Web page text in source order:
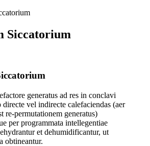
Siccatorium
generatus ad res in conclavi
directe vel indirecte calefaciendas (aer
re-permutationem generatus)
per programmata intellegentiae
et dehumidificantur, ut
obtineantur.